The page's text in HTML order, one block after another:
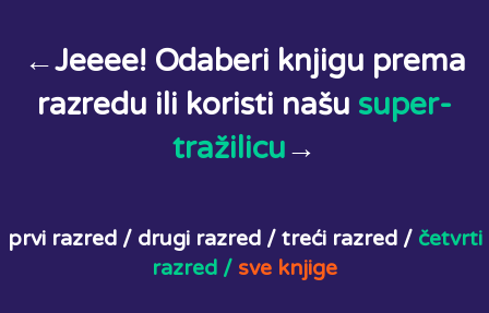
←Jeeee! Odaberi knjigu prema
razredu ili koristi našu super-
tražilicu→
prvi razred / drugi razred / treći razred / četvrti
razred / sve knjige